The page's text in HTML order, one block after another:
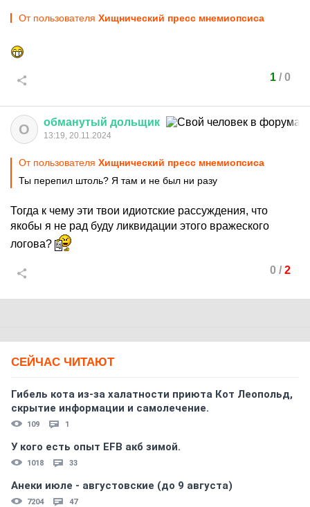
От пользователя Хищнический пресс мнемиопсиса
1/ 0
О обманутый дольщик
13:19, 20.11.2024
От пользователя Хищнический пресс мнемиопсиса
Ты перепил штоль? Я там и не был ни разу
Тогда к чему эти твои идиотские рассуждения, что
якобы я не рад буду ликвидации этого вражеского
логова?
0 / 2
СЕЙЧАС ЧИТАЮТ
Гибель кота из-за халатности приюта Кот Леопольд,
скрытиe информации и самолечение.
109 1
У кого есть опыт EFB акб зимой.
1018 33
Анеки июле - августовские (до 9 августа)
7204 47